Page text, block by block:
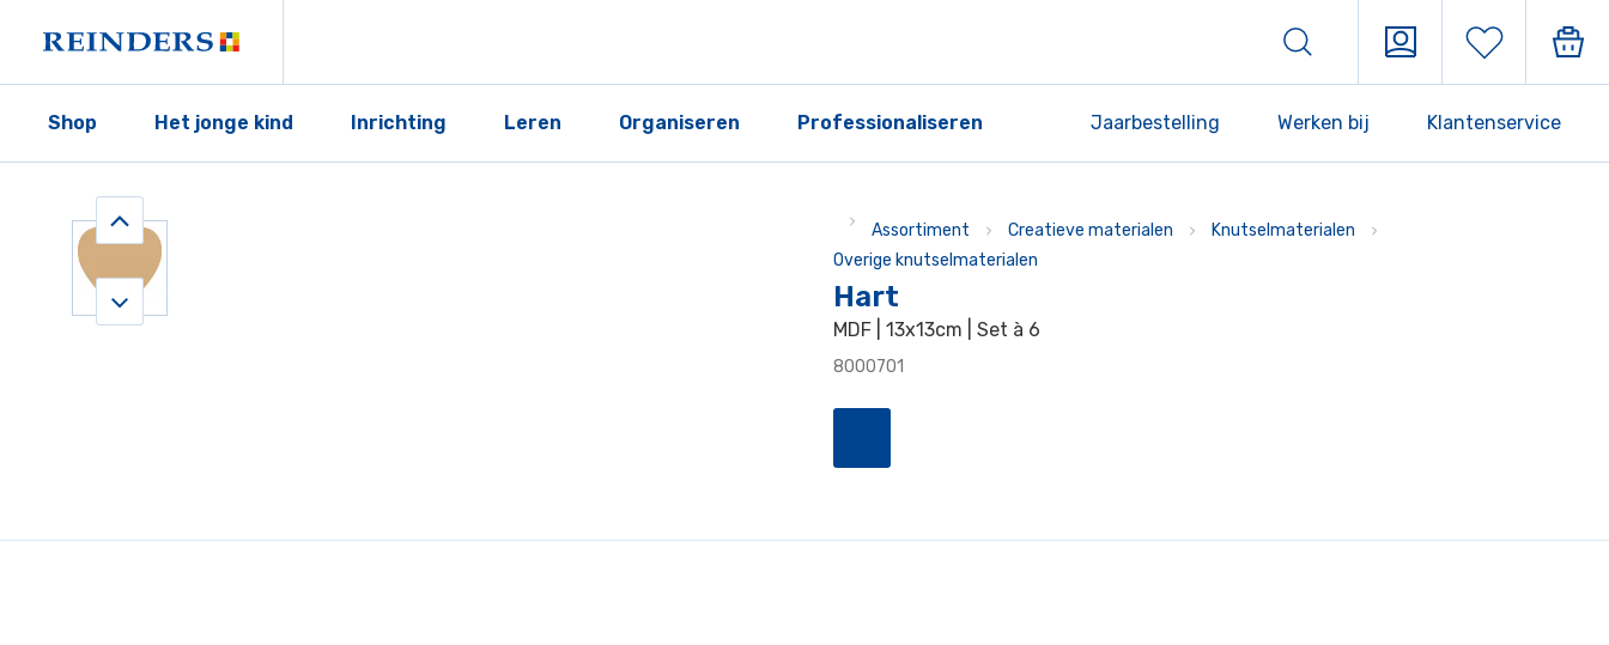
Shop Het jonge kind Inrichting Leren Organiseren Professionaliseren Jaarbestelling Werken bij Klantenservice
Assortiment Creatieve materialen
Knutselmaterialen
Overige knutselmaterialen
Hart
MDF | 13x13cm | Set à 6
8000701